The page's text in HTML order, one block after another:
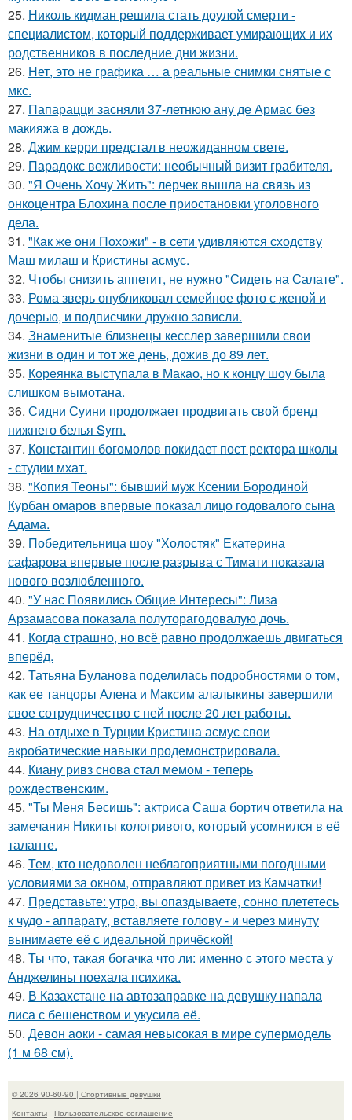
25. Николь кидман решила стать доулой смерти -
специалистом, который поддерживает умирающих и их
родственников в последние дни жизни.
26. Нет, это не графика … а реальные снимки снятые с
мкс.
27. Папарацци засняли 37-летнюю ану де Армас без
макияжа в дождь.
28. Джим керри предстал в неожиданном свете.
29. Парадокс вежливости: необычный визит грабителя.
30. "Я Очень Хочу Жить": лерчек вышла на связь из
онкоцентра Блохина после приостановки уголовного
дела.
31. "Как же они Похожи" - в сети удивляются сходству
Маш милаш и Кристины асмус.
32. Чтобы снизить аппетит, не нужно "Сидеть на Салате".
33. Рома зверь опубликовал семейное фото с женой и
дочерью, и подписчики дружно зависли.
34. Знаменитые близнецы кесслер завершили свои
жизни в один и тот же день, дожив до 89 лет.
35. Кореянка выступала в Макао, но к концу шоу была
слишком вымотана.
36. Сидни Суини продолжает продвигать свой бренд
нижнего белья Syrn.
37. Константин богомолов покидает пост ректора школы
- студии мхат.
38. "Копия Теоны": бывший муж Ксении Бородиной
Курбан омаров впервые показал лицо годовалого сына
Адама.
39. Победительница шоу "Холостяк" Екатерина
сафарова впервые после разрыва с Тимати показала
нового возлюбленного.
40. "У нас Появились Общие Интересы": Лиза
Арзамасова показала полуторагодовалую дочь.
41. Когда страшно, но всё равно продолжаешь двигаться
вперёд.
42. Татьяна Буланова поделилась подробностями о том,
как ее танцоры Алена и Максим алалыкины завершили
свое сотрудничество с ней после 20 лет работы.
43. На отдыхе в Турции Кристина асмус свои
акробатические навыки продемонстрировала.
44. Киану ривз снова стал мемом - теперь
рождественским.
45. "Ты Меня Бесишь": актриса Саша бортич ответила на
замечания Никиты кологривого, который усомнился в её
таланте.
46. Тем, кто недоволен неблагоприятными погодными
условиями за окном, отправляют привет из Камчатки!
47. Представьте: утро, вы опаздываете, сонно плететесь
к чудо - аппарату, вставляете голову - и через минуту
вынимаете её с идеальной причёской!
48. Ты что, такая богачка что ли: именно с этого места у
Анджелины поехала психика.
49. В Казахстане на автозаправке на девушку напала
лиса с бешенством и укусила её.
50. Девон аоки - самая невысокая в мире супермодель
(1 м 68 см).
© 2026 90-60-90 | Спортивные девушки
Контакты
Пользовательское соглашение